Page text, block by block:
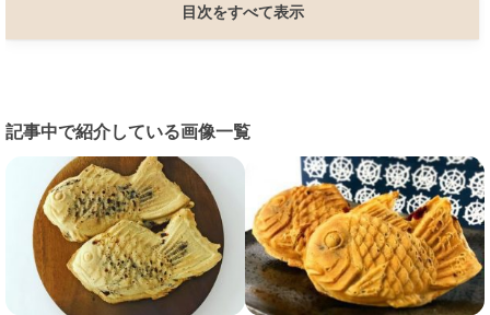
目次をすべて表示
記事中で紹介している画像一覧